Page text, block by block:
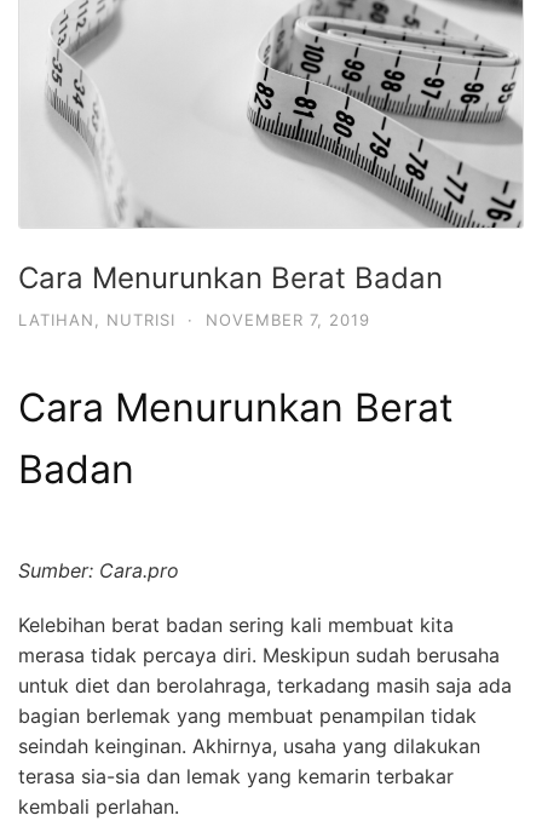
Cara Menurunkan Berat Badan
LATIHAN NUTRISI · NOVEMBER 7, 2019
Cara Menurunkan Berat
Badan
Sumber: Cara.pro
Kelebihan berat badan sering kali membuat kita
merasa tidak percaya diri. Meskipun sudah berusaha
untuk diet dan berolahraga, terkadang masih saja ada
bagian berlemak yang membuat penampilan tidak
seindah keinginan. Akhirnya, usaha yang dilakukan
terasa sia-sia dan lemak yang kemarin terbakar
kembali perlahan.